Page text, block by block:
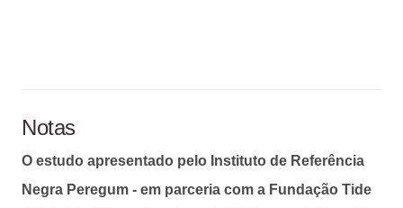
Notas
O estudo apresentado pelo Instituto de Referência
Negra Peregum - em parceria com a Fundação Tide